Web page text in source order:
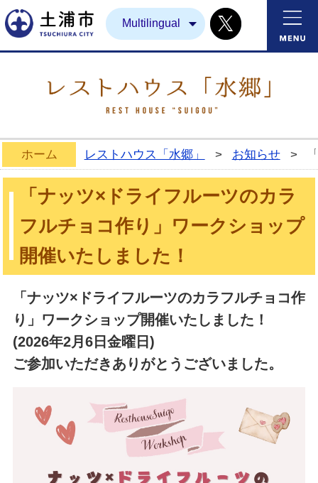
土浦市Multilingual Twitter
ホーム レストハウス「水郷」 > お知らせ >
「ナッツ×ドライフルーツのカラ
フルチョコ作り」ワークショップ
開催いたしました！
「ナッツ×ドライフルーツのカラフルチョコ作
り」ワークショップ開催いたしました！
(2026年2月6日金曜日)
ご参加いただきありがとうございました。